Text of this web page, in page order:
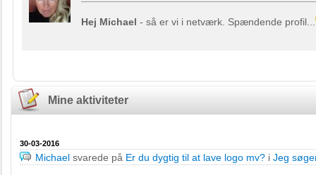
Hej Michael - så er vi i netværk. Spændende profil...
Mine aktiviteter
30-03-2016
Michael svarede på Er du dygtig til at lave logo mv? i Jeg